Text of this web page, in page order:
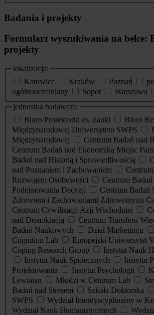
Badania i projekty
Formularz wyszukiwania na belce:
projekty
lokalizacja:
Katowice
Kraków Poznań
ogólnouczelniany
Sopot Warszawa
jednostka badawcza:
Biuro Prorektorki ds. nauki
Biuro
Międzynarodowej Uniwersytetu SWPS
Międzynarodowej
Centrum Badań nad
Centrum Badań nad Ekonomiką Miejsc
Badań nad Historią i Sprawiedliwością
nad Poznaniem i Zachowaniem
Rozwojem Osobowości
Centrum
Podejmowania Decyzji
Centrum Badań
Zdrowiem i Zachowaniami Zdrowotnymi
Centrum Cywilizacji Azji Wschodniej
nad Demokracją
Centrum Transferu
Badań Naukowych
Dział Marketingu
Cognition Lab
Europejski Uniwersytet
Coping Research Group
Instytut Nauk
Instytut Nauk Społecznych
Instytut
Projektowania
Instytut Psychologii
Lewiatan
Młodzi w Centrum Lab
Badań nad Stresem
Szkoła Doktorska
SWPS
Wydział Interdyscyplinarny w
Wydział Nauk Humanistycznych